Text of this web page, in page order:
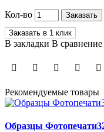
Кол-во
Заказать
Заказать в 1 клик
В закладки В сравнение
Рекомендуемые товары
Образцы